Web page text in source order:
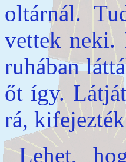
oltárnál.
vettek neki.
ruhában
őt így.
rá,
Lehet,